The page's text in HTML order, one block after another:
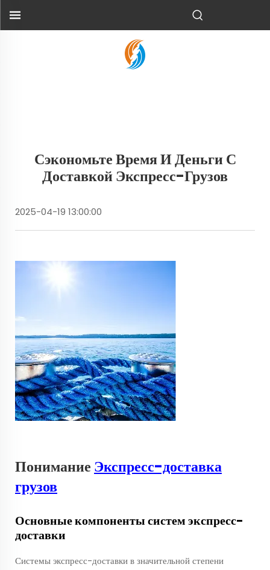
Сэкономьте Время И Деньги С
Доставкой Экспресс-Грузов
2025-04-19 13:00:00
Понимание Экспресс-доставка
грузов
Основные компоненты систем экспресс-
доставки
Системы экспресс-доставки в значительной степени